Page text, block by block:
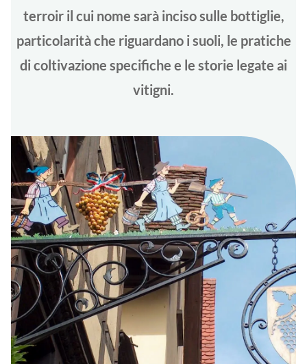
terroir il cui nome sarà inciso sulle bottiglie,
particolarità che riguardano i suoli, le pratiche
di coltivazione specifiche e le storie legate ai
vitigni.